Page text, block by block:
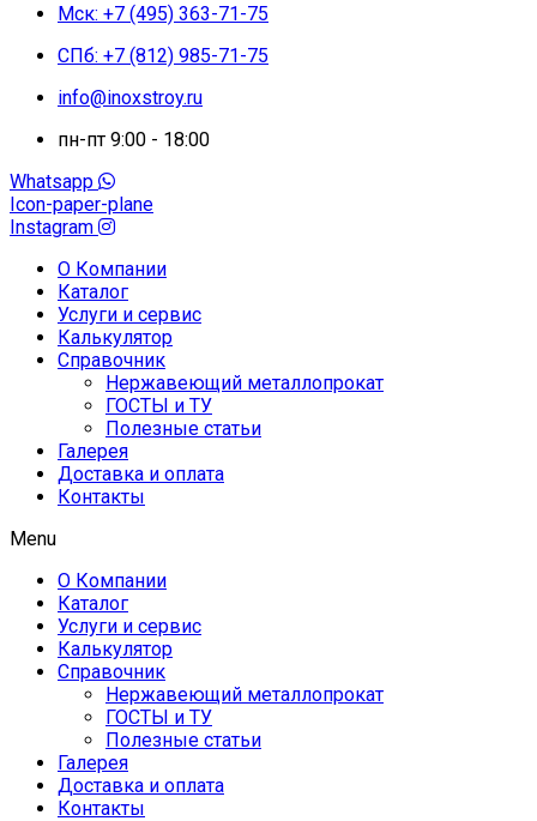
Мск: +7 (495) 363-71-75
СПб: +7 (812) 985-71-75
info@inoxstroy.ru
пн-пт 9:00 - 18:00
Whatsapp
Icon-paper-plane
Instagram
О Компании
Каталог
Услуги и сервис
Калькулятор
Справочник
Нержавеющий металлопрокат
ГОСТЫ и ТУ
Полезные статьи
Галерея
Доставка и оплата
Контакты
Menu
О Компании
Каталог
Услуги и сервис
Калькулятор
Справочник
Нержавеющий металлопрокат
ГОСТЫ и ТУ
Полезные статьи
Галерея
Доставка и оплата
Контакты